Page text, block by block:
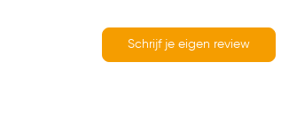
Schrijf je eigen review